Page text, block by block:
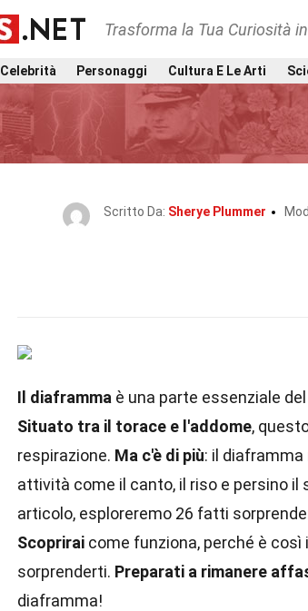
Trasforma la Tua Curiosità
Celebrità Personaggi Cultura E Le Arti
Scritto Da: Sherye Plummer
Il diaframma è una parte essenziale
Situato tra il torace e l'addome,
respirazione. Ma c'è di più: il
attività come il canto, il riso e persino il
articolo, esploreremo 26 fatti
Scoprirai come funziona, perché è
sorprenderti. Preparati a rimanere
diaframma!